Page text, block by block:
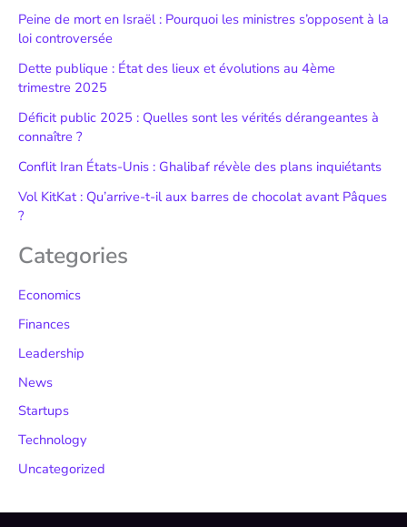
Peine de mort en Israël : Pourquoi les ministres s’opposent à la
loi controversée
Dette publique : État des lieux et évolutions au 4ème
trimestre 2025
Déficit public 2025 : Quelles sont les vérités dérangeantes à
connaître ?
Conflit Iran États-Unis : Ghalibaf révèle des plans inquiétants
Vol KitKat : Qu’arrive-t-il aux barres de chocolat avant Pâques
?
Categories
Economics
Finances
Leadership
News
Startups
Technology
Uncategorized